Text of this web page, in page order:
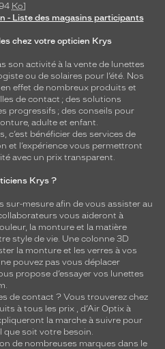
Ko]
- Liste des magasins participants
chez votre opticien Krys
son activité à la vente de lunettes
ou de solaires pour l’été. Nos
effet de nombreux produits et
de contact ; des solutions
progressifs ; des conseils pour
adulte et enfant.
c’est bénéficier des services de
et l’expérience vous permettront
avec un prix transparent.
Krys ?
sur-mesure afin de vous assister au
vous aideront à
la monture et la matière
style de vie. Une colonne 3D
la monture et les verres à vos
pouvez pas vous déplacer
propose d’essayer vos lunettes
de contact ? Vous trouverez chez
à tous les prix , d’Air Optix à
la marche à suivre pour
soit votre besoin.
de nombreuses marques dans le